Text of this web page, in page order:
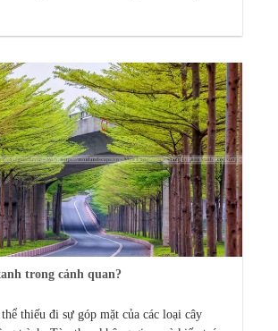
trong cảnh quan?
thiếu đi sự góp mặt của các loại cây